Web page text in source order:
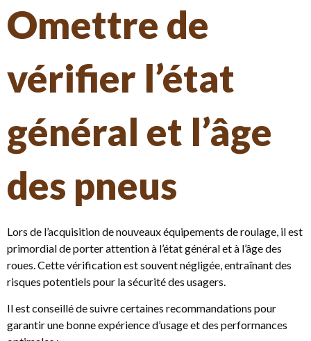
Omettre de
vérifier l’état
général et l’âge
des pneus
Lors de l’acquisition de nouveaux équipements de roulage, il est
primordial de porter attention à l’état général et à l’âge des
roues. Cette vérification est souvent négligée, entraînant des
risques potentiels pour la sécurité des usagers.
Il est conseillé de suivre certaines recommandations pour
garantir une bonne expérience d’usage et des performances